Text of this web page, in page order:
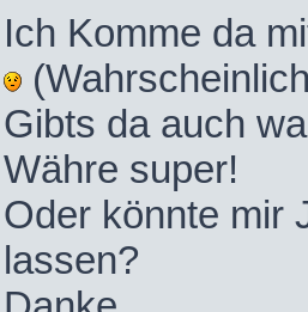
Ich Komme da
Gibts da auch
Währe super!
Oder könnte mir
lassen?